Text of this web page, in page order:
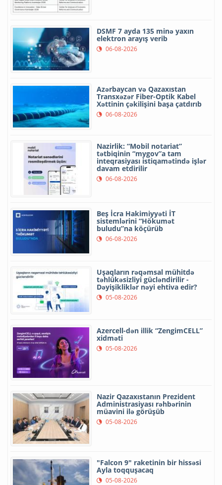
DSMF 7 ayda 135 minə yaxın
elektron arayış verib
06-08-2026
Azərbaycan və Qazaxıstan
Transxəzər Fiber-Optik Kabel
Xəttinin çəkilişini başa çatdırıb
06-08-2026
Nazirlik: “Mobil notariat”
tətbiqinin “mygov”a tam
inteqrasiyası istiqamətində işlər
davam etdirilir
06-08-2026
Beş İcra Hakimiyyəti İT
sistemlərini “Hökumət
buludu”na köçürüb
06-08-2026
Uşaqların rəqəmsal mühitdə
təhlükəsizliyi gücləndirilir -
Dəyişikliklər nəyi ehtiva edir?
05-08-2026
Azercell-dən illik “ZengimCELL”
xidməti
05-08-2026
Nazir Qazaxıstanın Prezident
Administrasiyası rəhbərinin
müavini ilə görüşüb
05-08-2026
"Falcon 9" raketinin bir hissəsi
Ayla toqquşacaq
05-08-2026